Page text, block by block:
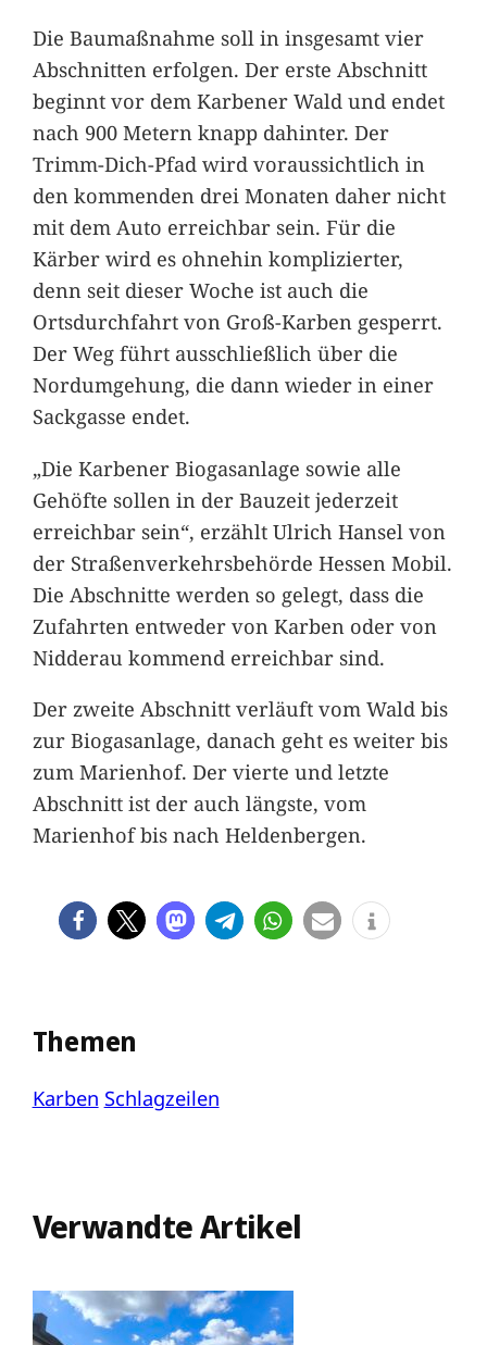
Die Baumaßnahme soll in insgesamt vier
Abschnitten erfolgen. Der erste Abschnitt
beginnt vor dem Karbener Wald und endet
nach 900 Metern knapp dahinter. Der
Trimm-Dich-Pfad wird voraussichtlich in
den kommenden drei Monaten daher nicht
mit dem Auto erreichbar sein. Für die
Kärber wird es ohnehin komplizierter,
denn seit dieser Woche ist auch die
Ortsdurchfahrt von Groß-Karben gesperrt.
Der Weg führt ausschließlich über die
Nordumgehung, die dann wieder in einer
Sackgasse endet.
„Die Karbener Biogasanlage sowie alle
Gehöfte sollen in der Bauzeit jederzeit
erreichbar sein“, erzählt Ulrich Hansel von
der Straßenverkehrsbehörde Hessen Mobil.
Die Abschnitte werden so gelegt, dass die
Zufahrten entweder von Karben oder von
Nidderau kommend erreichbar sind.
Der zweite Abschnitt verläuft vom Wald bis
zur Biogasanlage, danach geht es weiter bis
zum Marienhof. Der vierte und letzte
Abschnitt ist der auch längste, vom
Marienhof bis nach Heldenbergen.
Themen
Karben Schlagzeilen
Verwandte Artikel